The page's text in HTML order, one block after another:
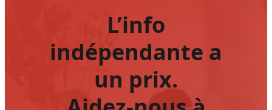
L’info
indépendante a
un prix.